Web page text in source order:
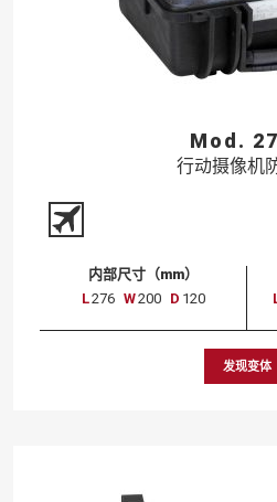
Mod.
行动摄像机
内部尺寸（mm）
L276 W200 D 120
发现变体